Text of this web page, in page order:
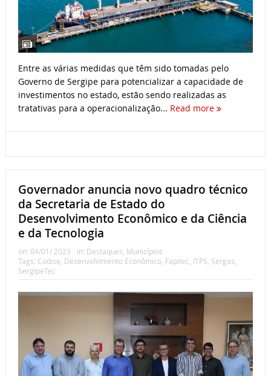
Entre as várias medidas que têm sido tomadas pelo
Governo de Sergipe para potencializar a capacidade de
investimentos no estado, estão sendo realizadas as
tratativas para a operacionalização... Read more
Governador anuncia novo quadro técnico
da Secretaria de Estado do
Desenvolvimento Econômico e da Ciência
e da Tecnologia
on: 04/01/ 2023 In: Destaques Municípios
Tags: Codise Desenvolvimento Econômico, Fapitec ITPS Sergas
SergipeTec